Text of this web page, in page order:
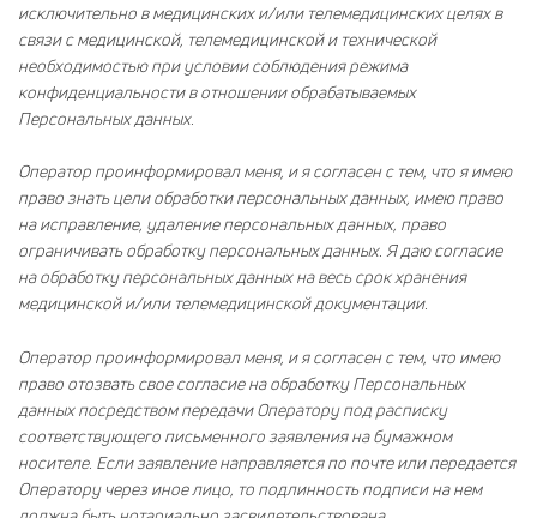
исключительно в медицинских и/или телемедицинских целях в
связи с медицинской, телемедицинской и технической
необходимостью при условии соблюдения режима
конфиденциальности в отношении обрабатываемых
Персональных данных.
Оператор проинформировал меня, и я согласен с тем, что я имею
право знать цели обработки персональных данных, имею право
на исправление, удаление персональных данных, право
ограничивать обработку персональных данных. Я даю согласие
на обработку персональных данных на весь срок хранения
медицинской и/или телемедицинской документации.
Оператор проинформировал меня, и я согласен с тем, что имею
право отозвать свое согласие на обработку Персональных
данных посредством передачи Оператору под расписку
соответствующего письменного заявления на бумажном
носителе. Если заявление направляется по почте или передается
Оператору через иное лицо, то подлинность подписи на нем